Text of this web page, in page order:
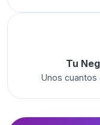
Tu
Unos cuantos